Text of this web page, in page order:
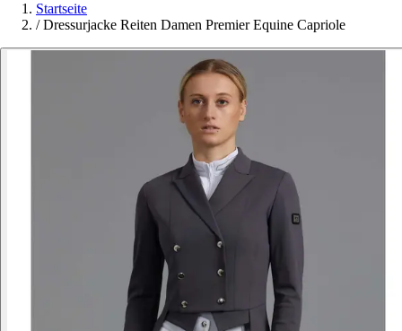
Startseite
/ Dressurjacke Reiten Damen Premier Equine Capriole